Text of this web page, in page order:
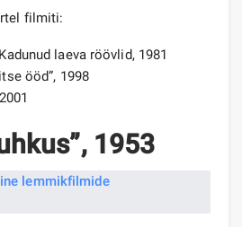
filmiti:
laeva röövlid, 1981
ööd”, 1998
1953